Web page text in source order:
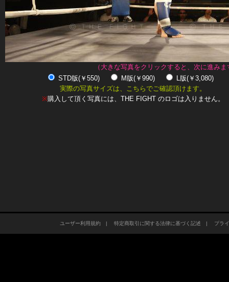
（大きな写真をクリックすると、次に進みま
STD版(￥550)
M版(￥990)
L版(￥3,080)
実際の写真サイズは、こちらでご確認頂けます。
※購入して頂く写真には、THE FIGHT のロゴは入りません。
ユーザー利用規約| 特定商取引に関する法律に基づく記述 | プラ